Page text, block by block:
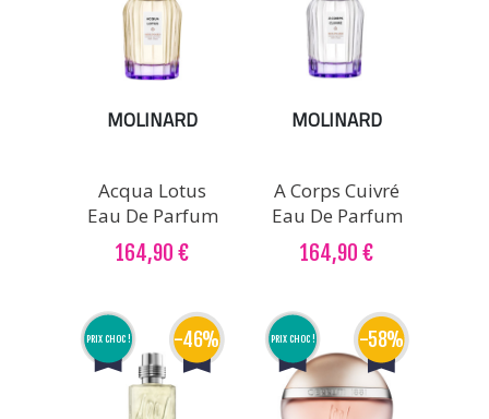
MOLINARD
Acqua Lotus
Eau De Parfum
164,90 €
MOLINARD
A Corps Cuivré
Eau De Parfum
164,90 €
PRIX CHOC ! -46% PRIX CHOC ! -58%